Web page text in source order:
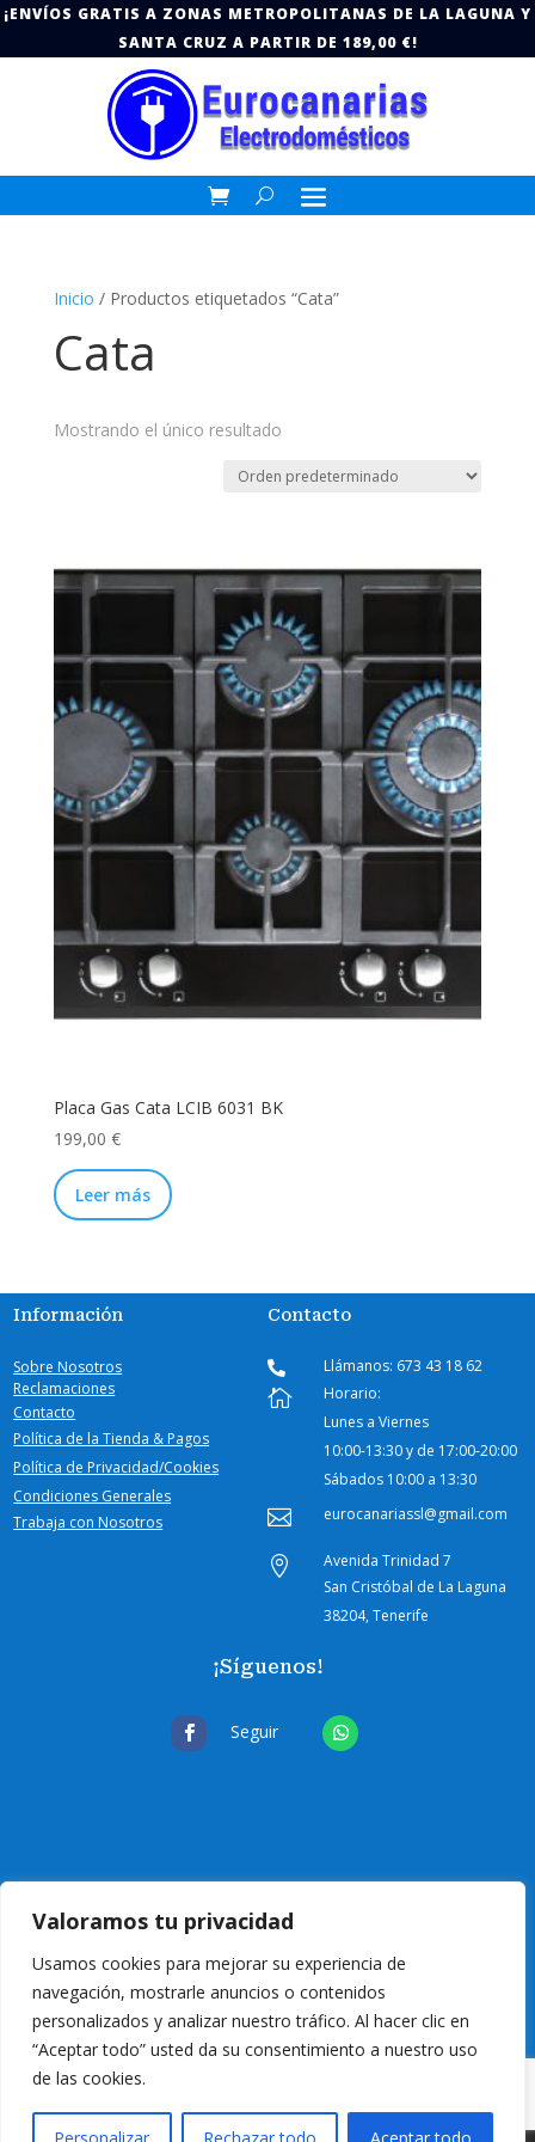
Valoramos tu privacidad
Usamos cookies para mejorar su experiencia de
navegación, mostrarle anuncios o contenidos
personalizados y analizar nuestro tráfico. Al hacer clic en
“Aceptar todo” usted da su consentimiento a nuestro uso
de las cookies.
¡ENVÍOS GRATIS A ZONAS METROPOLITANAS DE LA LAGUNA Y
SANTA CRUZ A PARTIR DE 189,00 €!
Inicio / Productos etiquetados “Cata”
Cata
Mostrando el único resultado
Placa Gas Cata LCIB 6031 BK
199,00 €
Leer más
Información
Sobre Nosotros
Reclamaciones
Contacto
Política de la Tienda & Pagos
Política de Privacidad/Cookies
Condiciones Generales
Trabaja con Nosotros
Contacto
 Llámanos: 673 43 18 62

Horario:
Lunes a Viernes
10:00-13:30 y de 17:00-20:00
Sábados 10:00 a 13:30
 eurocanariassl@gmail.com

Avenida Trinidad 7
San Cristóbal de La Laguna
38204, Tenerife
¡Síguenos!
Seguir
© 2024 Eurocanarias Electrodomésticos| Todos los derechos reservados |